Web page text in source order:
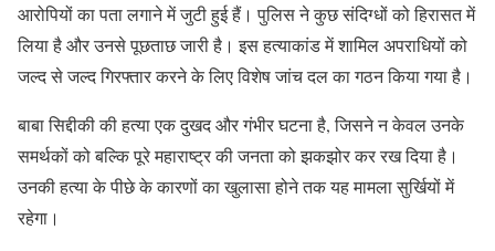
आरोपियों का पता लगाने में जुटी हुई हैं। पुलिस ने कुछ संदिग्धों को हिरासत में
लिया है और उनसे पूछताछ जारी है। इस हत्याकांड में शामिल अपराधियों को
जल्द से जल्द गिरफ्तार करने के लिए विशेष जांच दल का गठन किया गया है।
बाबा सिद्दीकी की हत्या एक दुखद और गंभीर घटना है, जिसने न केवल उनके
समर्थकों को बल्कि पूरे महाराष्ट्र की जनता को झकझोर कर रख दिया है।
उनकी हत्या के पीछे के कारणों का खुलासा होने तक यह मामला सुर्खियों में
रहेगा।